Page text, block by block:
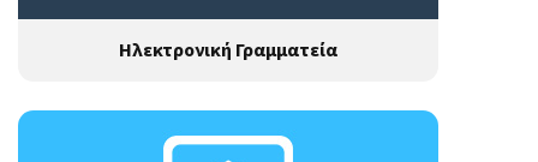
Ηλεκτρονική Γραμματεία